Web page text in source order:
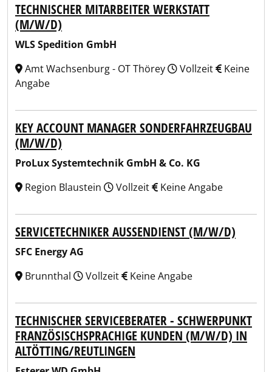
TECHNISCHER MITARBEITER WERKSTATT
(M/W/D)
WLS Spedition GmbH
Amt Wachsenburg - OT Thörey
Vollzeit
Keine
Angabe
KEY ACCOUNT MANAGER SONDERFAHRZEUGBAU
(M/W/D)
ProLux Systemtechnik GmbH & Co. KG
Region Blaustein
Vollzeit Keine Angabe
SERVICETECHNIKER AUSSENDIENST (M/W/D)
SFC Energy AG
Brunnthal
Vollzeit Keine Angabe
TECHNISCHER SERVICEBERATER - SCHWERPUNKT
FRANZÖSISCHSPRACHIGE KUNDEN (M/W/D) IN
ALTÖTTING/REUTLINGEN